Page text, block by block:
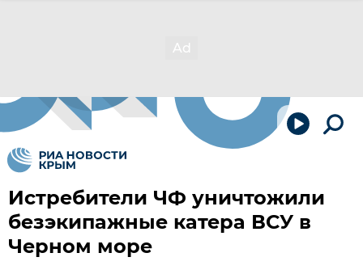
Истребители ЧФ уничтожили
безэкипажные катера ВСУ в
Черном море